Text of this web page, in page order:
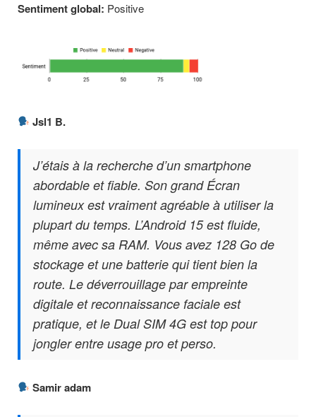
Sentiment global: Positive
Jsl1 B.
J’étais à la recherche d’un smartphone
abordable et fiable. Son grand Écran
lumineux est vraiment agréable à utiliser la
plupart du temps. L’Android 15 est fluide,
même avec sa RAM. Vous avez 128 Go de
stockage et une batterie qui tient bien la
route. Le déverrouillage par empreinte
digitale et reconnaissance faciale est
pratique, et le Dual SIM 4G est top pour
jongler entre usage pro et perso.
Samir adam